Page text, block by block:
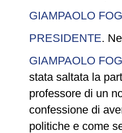
GIAMPAOLO
PRESIDENTE.
GIAMPAOLO
stata saltata la
professore di un
confessione di
politiche e come